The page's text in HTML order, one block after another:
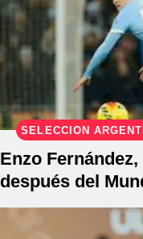
SELECCIÓN
Enzo
después del